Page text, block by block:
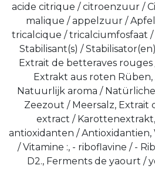
acide citrique / citroenzuur /
malique / appelzuur /
tricalcique / tricalciumfosfaat
Stabilisant(s) /
Extrait de betteraves
Extrakt aus roten
Natuurlijk aroma /
Zeezout / Meersalz, Extrait
extract /
antioxidanten / Antioxidantien,
/ Vitamine :, - riboflavine / -
D2., Ferments de yaourt